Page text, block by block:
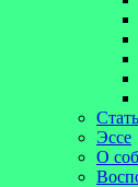
Эссе
О